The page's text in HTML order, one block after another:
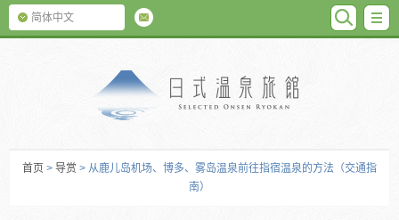
简体中文
首页 > 导赏 > 从鹿儿岛机场、博多、雾岛温泉前往指宿温泉的方法（交通指
南）